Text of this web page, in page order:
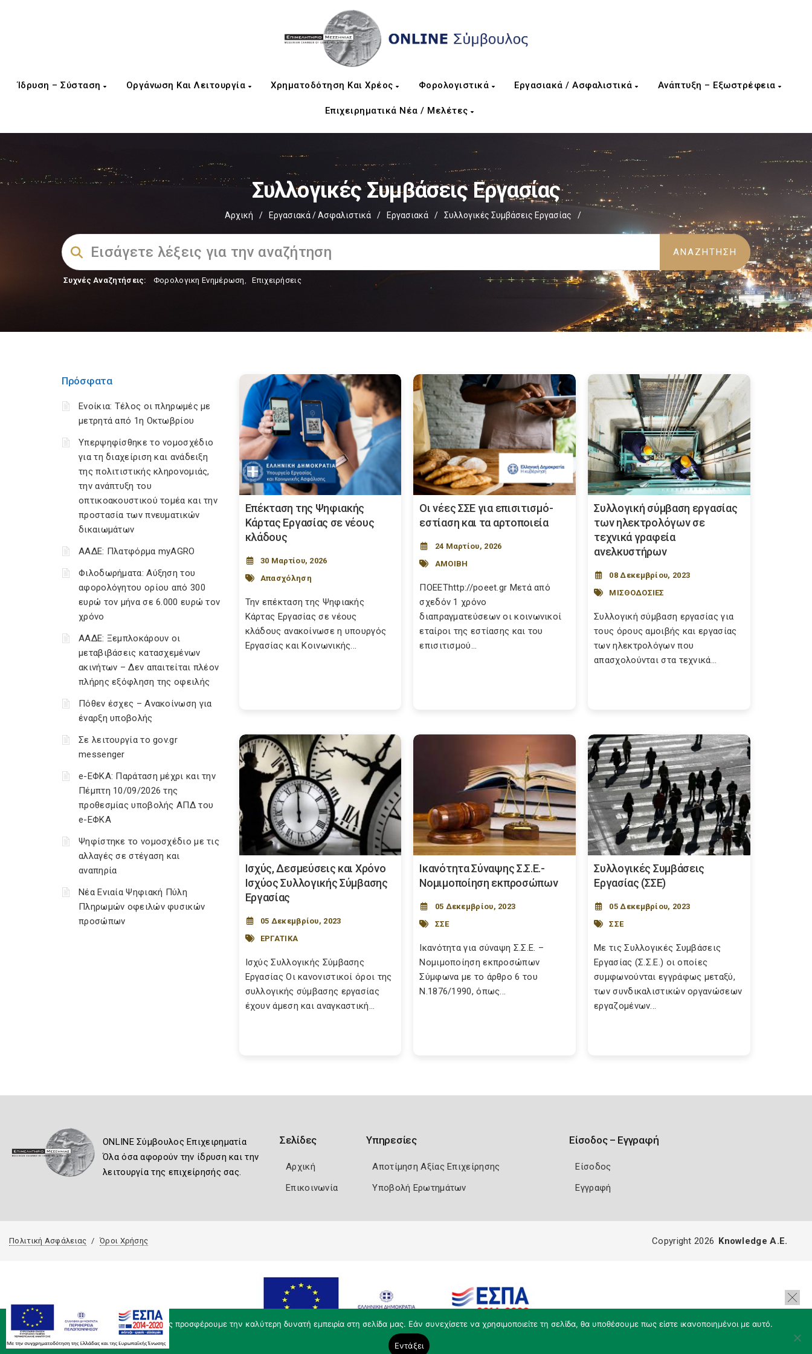
Ίδρυση – Σύσταση Οργάνωση Και Λειτουργία Χρηματοδότηση Και Χρέος Φορολογιστικά Εργασιακά / Ασφαλιστικά Ανάπτυξη – Εξωστρέφεια
Επιχειρηματικά Νέα / Μελέτες
Συλλογικές Συμβάσεις Εργασίας
Αρχική / Εργασιακά / Ασφαλιστικά / Εργασιακά / Συλλογικές Συμβάσεις Εργασίας /
Συχνές Αναζητήσεις: Φορολογικη Ενημέρωση, Επιχειρήσεις
Πρόσφατα
Ενοίκια: Τέλος οι πληρωμές με
μετρητά από 1η Οκτωβρίου
Υπερψηφίσθηκε το νομοσχέδιο
για τη διαχείριση και ανάδειξη
της πολιτιστικής κληρονομιάς,
την ανάπτυξη του
οπτικοακουστικού τομέα και την
προστασία των πνευματικών
δικαιωμάτων
ΑΑΔΕ: Πλατφόρμα myAGRO
Φιλοδωρήματα: Αύξηση του
αφορολόγητου ορίου από 300
ευρώ τον μήνα σε 6.000 ευρώ τον
χρόνο
ΑΑΔΕ: Ξεμπλοκάρουν οι
μεταβιβάσεις κατασχεμένων
ακινήτων – Δεν απαιτείται πλέον
πλήρης εξόφληση της οφειλής
Πόθεν έσχες – Ανακοίνωση για
έναρξη υποβολής
Σε λειτουργία το gov.gr
messenger
e-ΕΦΚΑ: Παράταση μέχρι και την
Πέμπτη 10/09/2026 της
προθεσμίας υποβολής ΑΠΔ του
e-ΕΦΚΑ
Ψηφίστηκε το νομοσχέδιο με τις
αλλαγές σε στέγαση και
αναπηρία
Νέα Ενιαία Ψηφιακή Πύλη
Πληρωμών οφειλών φυσικών
προσώπων
Επέκταση της Ψηφιακής
Κάρτας Εργασίας σε νέους
κλάδους
30 Μαρτίου, 2026
Απασχόληση
Την επέκταση της Ψηφιακής
Κάρτας Εργασίας σε νέους
κλάδους ανακοίνωσε η υπουργός
Εργασίας και Κοινωνικής...
Οι νέες ΣΣΕ για επισιτισμό-
εστίαση και τα αρτοποιεία
24 Μαρτίου, 2026
ΑΜΟΙΒΗ
ΠΟΕΕΤhttp://poeet.gr Μετά από
σχεδόν 1 χρόνο
διαπραγματεύσεων οι κοινωνικοί
εταίροι της εστίασης και του
επισιτισμού...
Συλλογική σύμβαση εργασίας
των ηλεκτρολόγων σε
τεχνικά γραφεία
ανελκυστήρων
08 Δεκεμβρίου, 2023
ΜΙΣΘΟΔΟΣΙΕΣ
Συλλογική σύμβαση εργασίας για
τους όρους αμοιβής και εργασίας
των ηλεκτρολόγων που
απασχολούνται στα τεχνικά...
Ισχύς, Δεσμεύσεις και Χρόνο
Ισχύος Συλλογικής Σύμβασης
Εργασίας
05 Δεκεμβρίου, 2023
ΕΡΓΑΤΙΚΑ
Ισχύς Συλλογικής Σύμβασης
Εργασίας Οι κανονιστικοί όροι της
συλλογικής σύμβασης εργασίας
έχουν άμεση και αναγκαστική...
Ικανότητα Σύναψης Σ.Σ.Ε.-
Νομιμοποίηση εκπροσώπων
05 Δεκεμβρίου, 2023
ΣΣΕ
Ικανότητα για σύναψη Σ.Σ.Ε. –
Νομιμοποίηση εκπροσώπων
Σύμφωνα με το άρθρο 6 του
Ν.1876/1990, όπως...
Συλλογικές Συμβάσεις
Εργασίας (ΣΣΕ)
05 Δεκεμβρίου, 2023
ΣΣΕ
Με τις Συλλογικές Συμβάσεις
Εργασίας (Σ.Σ.Ε.) οι οποίες
συμφωνούνται εγγράφως μεταξύ,
των συνδικαλιστικών οργανώσεων
εργαζομένων...
ONLINE Σύμβουλος Επιχειρηματία
Όλα όσα αφορούν την ίδρυση και την
λειτουργία της επιχείρησής σας.
Σελίδες
Αρχική
Επικοινωνία
Υπηρεσίες
Αποτίμηση Αξίας Επιχείρησης
Υποβολή Ερωτημάτων
Είσοδος – Εγγραφή
Είσοδος
Εγγραφή
Πολιτική Ασφάλειας Όροι Χρήσης
Χρησιμοποιούμε cookies για να σας προσφέρουμε την καλύτερη δυνατή εμπειρία στη σελίδα μας. Εάν συνεχίσετε να χρησιμοποιείτε τη σελίδα, θα υποθέσουμε πως είστε ικανοποιημένοι με αυτό.
Εντάξει
Copyright 2026 Knowledge A.E.